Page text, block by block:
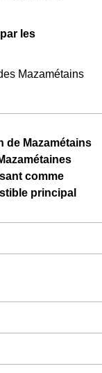
les
Mazamétains
de Mazamétains
comme
principal